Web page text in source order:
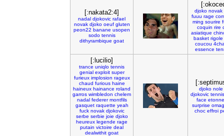
[:nakata2:4]
nadal djokovic rafael
novak djoko oeuf gluten
peon22 banane usopen
sodo tennis
dithyrambique goat
djoko novak
fuuu rage
ming sourire
coquin rire
asiatique
basket rigole
coucou
essence
[:lucilio]
trance uniqlo tennis
genial exploit super
furieux implosion rageux
chaud furious haine
haineux hainance roland
garros wimbledon chelem
nadal federer montfils
gasquet raquette yeah
fuck novak djokovic
serbe serbie joie djoko
heureux legende rage
putain victoire deal
dealwithit goat
djoko nole
djokovic tennis
face etonne
surprise
choc effroi